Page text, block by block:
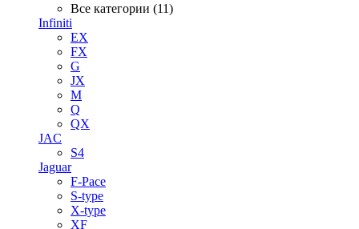
Все категории (11)
Infiniti
EX
FX
G
JX
M
Q
QX
JAC
S4
Jaguar
F-Pace
S-type
X-type
XF